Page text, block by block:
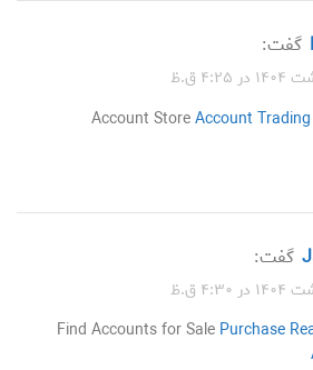
گفت:
Account StoreAccount
گفت:
Find Accounts for Sale Purchase